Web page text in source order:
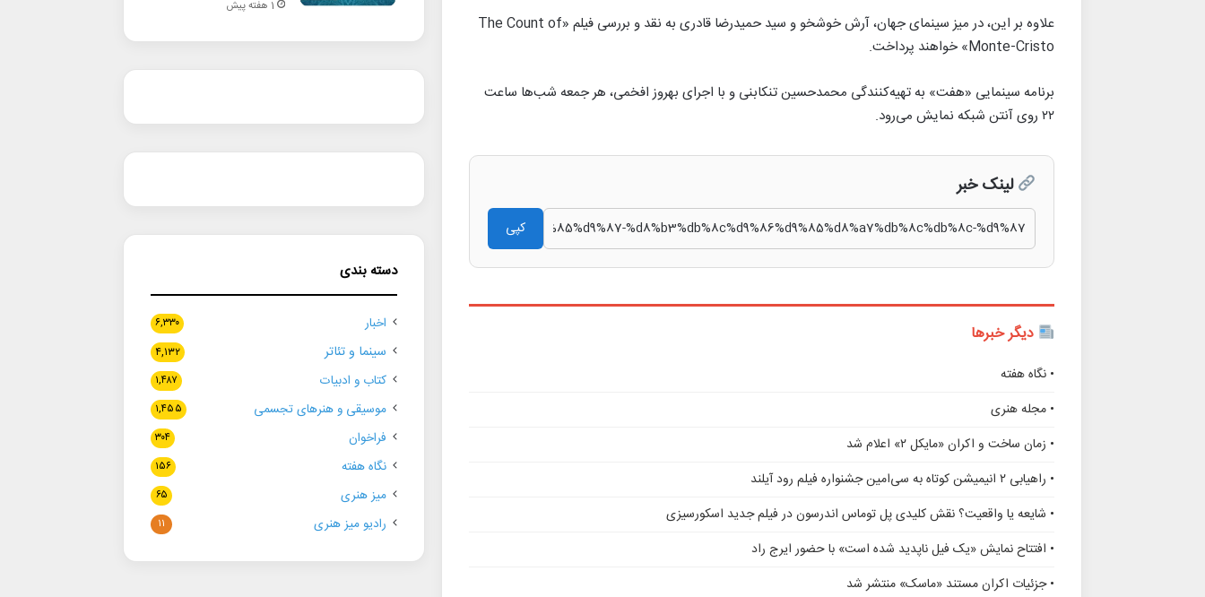
علاوه بر این، در میز سینمای جهان، آرش خوشخو و سید حمیدرضا قادری به نقد و بررسی فیلم «The Count of
Monte-Cristo» خواهند پرداخت.
برنامه سینمایی «هفت» به تهیه‌کنندگی محمدحسین تنکابنی و با اجرای بهروز افخمی، هر جمعه شب‌ها ساعت
۲۲ روی آنتن شبکه نمایش می‌رود.
لینک خبر
کپی
دیگر خبرها
• نگاه هفته
• مجله هنری
• زمان ساخت و اکران «مایکل ۲» اعلام شد
• راهیابی ۲ انیمیشن کوتاه به سی‌امین جشنواره فیلم رود آیلند
• شایعه یا واقعیت؟ نقش کلیدی پل توماس اندرسون در فیلم جدید اسکورسیزی
• افتتاح نمایش «یک فیل ناپدید شده است» با حضور ایرج راد
• جزئیات اکران مستند «ماسک» منتشر شد
1 هفته پیش
دسته بندی
اخبار ۶,۳۳۰
سینما و تئاتر ۴,۱۳۲
کتاب و ادبیات ۱,۴۸۷
موسیقی و هنرهای تجسمی ۱,۴۵۵
فراخوان ۳۰۴
نگاه هفته ۱۵۶
میز هنری ۶۵
رادیو میز هنری ۱۱